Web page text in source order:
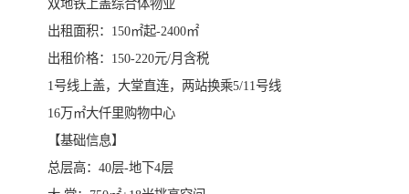
双地铁上盖综合体物业
出租面积：150㎡起-2400㎡
出租价格：150-220元/月含税
1号线上盖，大堂直连，两站换乘5/11号线
16万㎡大仟里购物中心
【基础信息】
总层高：40层-地下4层